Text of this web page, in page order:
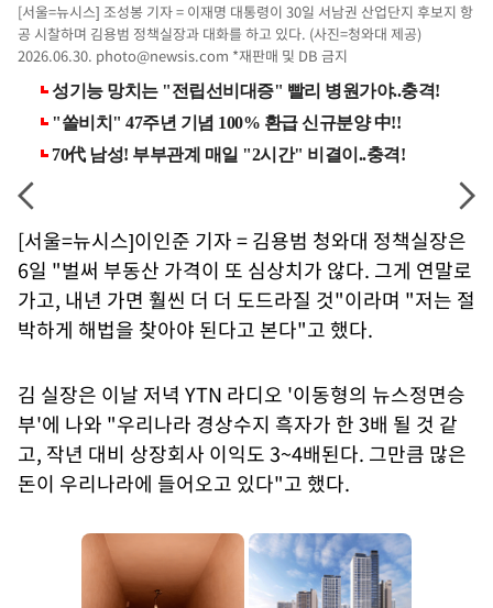
[서울=뉴시스] 조성봉 기자 = 이재명 대통령이 30일 서남권 산업단지 후보지 항
공 시찰하며 김용범 정책실장과 대화를 하고 있다. (사진=청와대 제공)
2026.06.30. photo@newsis.com *재판매 및 DB 금지
[서울=뉴시스]이인준 기자 = 김용범 청와대 정책실장은
6일 "벌써 부동산 가격이 또 심상치가 않다. 그게 연말로
가고, 내년 가면 훨씬 더 더 도드라질 것"이라며 "저는 절
박하게 해법을 찾아야 된다고 본다"고 했다.
김 실장은 이날 저녁 YTN 라디오 '이동형의 뉴스정면승
부'에 나와 "우리나라 경상수지 흑자가 한 3배 될 것 같
고, 작년 대비 상장회사 이익도 3~4배된다. 그만큼 많은
돈이 우리나라에 들어오고 있다"고 했다.